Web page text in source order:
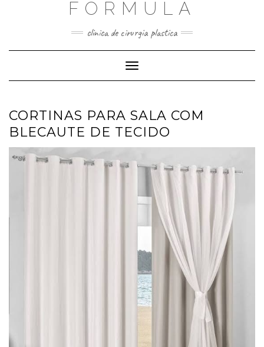
FORMULA
clinica de cirurgia plastica
Toggle
Navigation
CORTINAS PARA SALA COM
BLECAUTE DE TECIDO